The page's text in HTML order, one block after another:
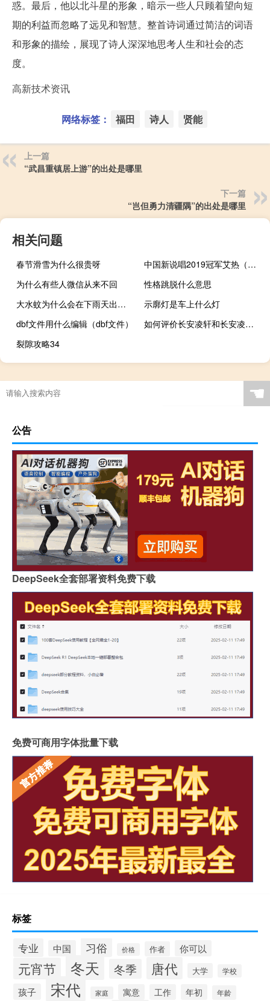
惑。最后，他以北斗星的形象，暗示一些人只顾着望向短
期的利益而忽略了远见和智慧。整首诗词通过简洁的词语
和形象的描绘，展现了诗人深深地思考人生和社会的态
度。
高新技术资讯
网络标签： 福田 诗人 贤能
上一篇
“武昌重镇居上游”的出处是哪里
下一篇
“岂但勇力清疆隅”的出处是哪里
相关问题
春节滑雪为什么很贵呀
中国新说唱2019冠军艾热（中国新说唱2019冠军）
为什么有些人微信从来不回
性格跳脱什么意思
大水蚊为什么会在下雨天出现（大水蚊）
示廓灯是车上什么灯
dbf文件用什么编辑（dbf文件）
如何评价长安凌轩和长安凌轩的表现？
裂隙攻略34
☚
公告
DeepSeek全套部署资料免费下载
免费可商用字体批量下载
标签
专业 中国 习俗 价格 作者 你可以
元宵节 冬天 冬季 唐代 大学 学校
孩子 宋代 家庭 寓意 工作 年初 年龄